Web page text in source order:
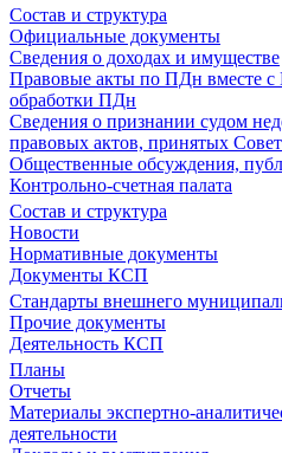
Состав и структура
Официальные документы
Сведения о доходах и имуществе
Правовые акты по ПДн вместе
обработки ПДн
Сведения о признании судом
правовых актов, принятых
Общественные обсуждения,
Контрольно-счетная палата
Состав и структура
Новости
Нормативные документы
Документы КСП
Стандарты внешнего
Прочие документы
Деятельность КСП
Планы
Отчеты
Материалы экспертно-
деятельности